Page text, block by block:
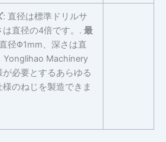
: 直径は標準ドリルサ
は直径の4倍です。. 最
径Φ1mm、深さは直
Yonglihao Machinery
が必要とするあらゆる
のねじを製造できま